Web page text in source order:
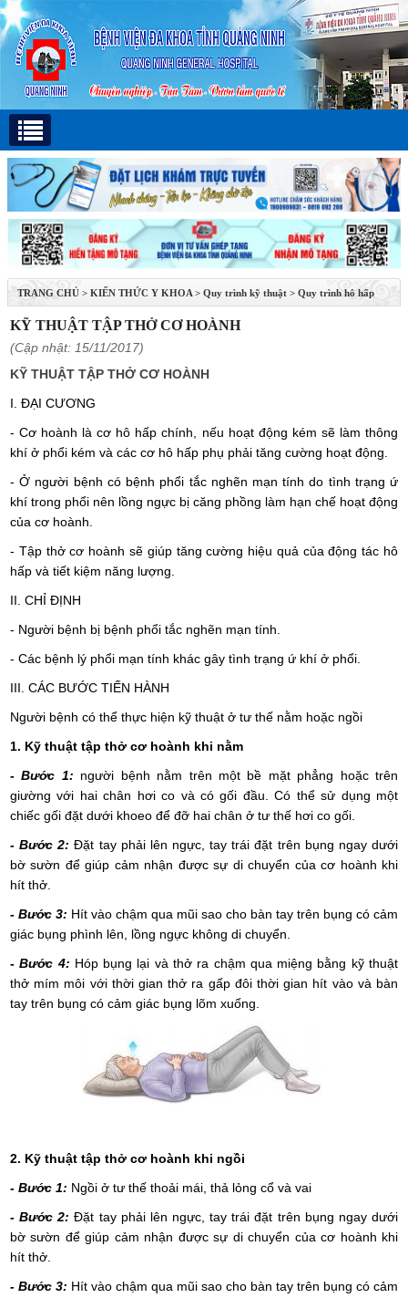
TRANG CHỦ > KIẾN THỨC Y KHOA > Quy trình kỹ thuật > Quy trình hô hấp
KỸ THUẬT TẬP THỞ CƠ HOÀNH
(Cập nhật: 15/11/2017)
KỸ THUẬT TẬP THỞ CƠ HOÀNH
I. ĐẠI CƯƠNG
- Cơ hoành là cơ hô hấp chính, nếu hoạt động kém sẽ làm thông
khí ở phổi kém và các cơ hô hấp phụ phải tăng cường hoạt động.
- Ở người bệnh có bệnh phổi tắc nghẽn mạn tính do tình trạng ứ
khí trong phổi nên lồng ngực bị căng phồng làm hạn chế hoạt động
của cơ hoành.
- Tập thở cơ hoành sẽ giúp tăng cường hiệu quả của động tác hô
hấp và tiết kiệm năng lượng.
II. CHỈ ĐỊNH
- Người bệnh bị bệnh phổi tắc nghẽn mạn tính.
- Các bệnh lý phổi mạn tính khác gây tình trạng ứ khí ở phổi.
III. CÁC BƯỚC TIẾN HÀNH
Người bệnh có thể thực hiện kỹ thuật ở tư thế nằm hoặc ngồi
1. Kỹ thuật tập thở cơ hoành khi nằm
- Bước 1: người bệnh nằm trên một bề mặt phẳng hoặc trên
giường với hai chân hơi co và có gối đầu. Có thể sử dụng một
chiếc gối đặt dưới khoeo để đỡ hai chân ở tư thế hơi co gối.
- Bước 2: Đặt tay phải lên ngực, tay trái đặt trên bụng ngay dưới
bờ sườn để giúp cảm nhận được sự di chuyển của cơ hoành khi
hít thở.
- Bước 3: Hít vào chậm qua mũi sao cho bàn tay trên bụng có cảm
giác bụng phình lên, lồng ngực không di chuyển.
- Bước 4: Hóp bụng lại và thở ra chậm qua miệng bằng kỹ thuật
thở mím môi với thời gian thở ra gấp đôi thời gian hít vào và bàn
tay trên bụng có cảm giác bụng lõm xuống.
2. Kỹ thuật tập thở cơ hoành khi ngồi
- Bước 1: Ngồi ở tư thế thoải mái, thả lỏng cổ và vai
- Bước 2: Đặt tay phải lên ngực, tay trái đặt trên bụng ngay dưới
bờ sườn để giúp cảm nhận được sự di chuyển của cơ hoành khi
hít thở.
- Bước 3: Hít vào chậm qua mũi sao cho bàn tay trên bụng có cảm